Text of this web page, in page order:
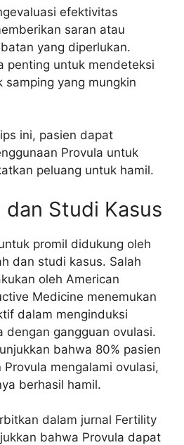
efektivitas
saran atau
yang diperlukan.
penting untuk mendeteksi
samping yang mungkin
ini, pasien dapat
Provula untuk
peluang untuk hamil.
dan Studi Kasus
promil didukung oleh
dan studi kasus. Salah
oleh American
Medicine menemukan
dalam menginduksi
dengan gangguan ovulasi.
bahwa 80% pasien
mengalami ovulasi,
berhasil hamil.
dalam jurnal Fertility
bahwa Provula dapat